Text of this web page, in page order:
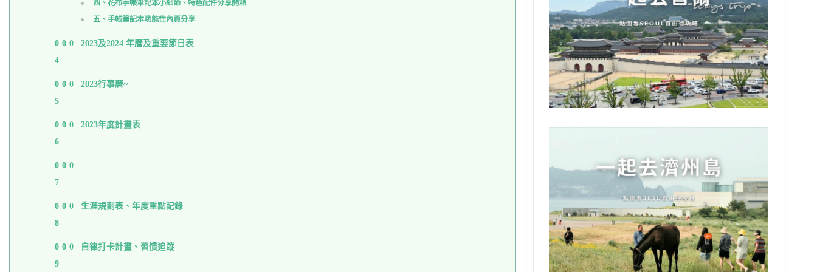
四、花布手帳筆記本小細節、特色配件分享開箱
五、手帳筆記本功能性內頁分享
2023及2024 年曆及重要節日表
2023行事曆~
2023年度計畫表
生涯規劃表、年度重點記錄
自律打卡計畫、習慣追蹤